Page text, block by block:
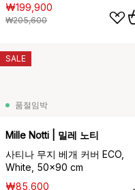
₩199,900
₩205,600
품절임박
Mille Notti | 밀레 노티
사티나 무지 베개 커버 ECO,
White, 50x90 cm
₩85,600
SALE